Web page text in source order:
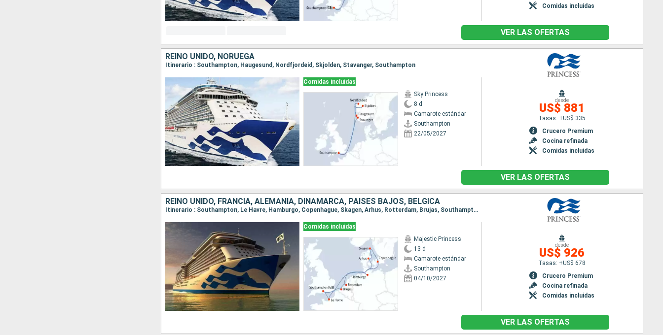
Comidas incluidas
VER LAS OFERTAS
REINO UNIDO, NORUEGA
Itinerario : Southampton, Haugesund, Nordfjordeid, Skjolden, Stavanger, Southampton
Comidas incluidas
Sky Princess
8 d
Camarote estándar
Southampton
22/05/2027
desde
US$ 881
Tasas: +US$ 335
Crucero Premium
Cocina refinada
Comidas incluidas
VER LAS OFERTAS
REINO UNIDO, FRANCIA, ALEMANIA, DINAMARCA, PAISES BAJOS, BÉLGICA
Itinerario : Southampton, Le Havre, Hamburgo, Copenhague, Skagen, Arhus, Rotterdam, Brujas, Southampton
Comidas incluidas
Majestic Princess
13 d
Camarote estándar
Southampton
04/10/2027
desde
US$ 926
Tasas: +US$ 678
Crucero Premium
Cocina refinada
Comidas incluidas
VER LAS OFERTAS